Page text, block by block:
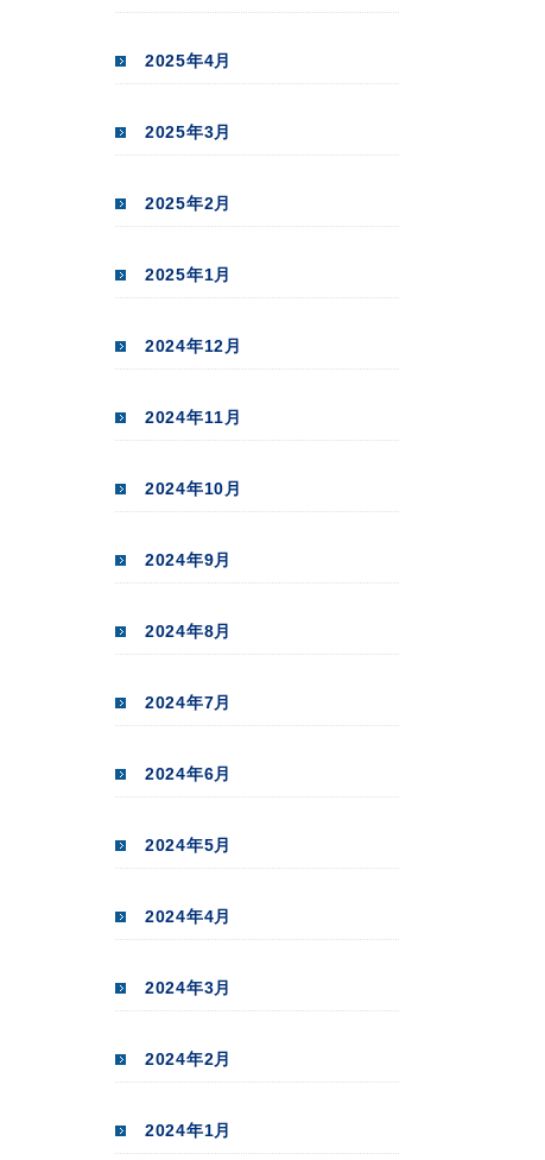
2025年4月
2025年3月
2025年2月
2025年1月
2024年12月
2024年11月
2024年10月
2024年9月
2024年8月
2024年7月
2024年6月
2024年5月
2024年4月
2024年3月
2024年2月
2024年1月